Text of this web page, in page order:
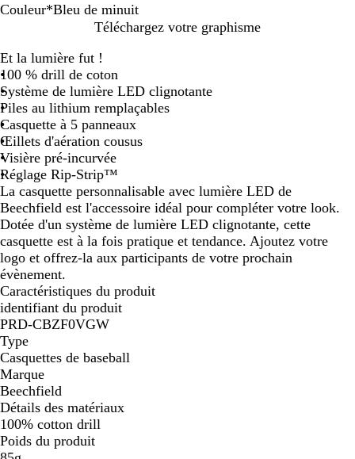
Couleur*Bleu de minuit
e
u
d
e
m
i
n
u
i
t
i
r
Téléchargez votre graphisme
Et la lumière fut !
100 % drill de coton
Système de lumière LED clignotante
Piles au lithium remplaçables
Casquette à 5 panneaux
Œillets d'aération cousus
Visière pré-incurvée
Réglage Rip-Strip™
La casquette personnalisable avec lumière LED de
Beechfield est l'accessoire idéal pour compléter votre look.
Dotée d'un système de lumière LED clignotante, cette
casquette est à la fois pratique et tendance. Ajoutez votre
logo et offrez-la aux participants de votre prochain
évènement.
Caractéristiques du produit
identifiant du produit
PRD-CBZF0VGW
Type
Casquettes de baseball
Marque
Beechfield
Détails des matériaux
100% cotton drill
Poids du produit